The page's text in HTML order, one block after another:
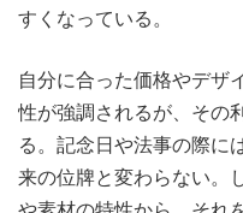
すくなっている。
自分に合った価格やデザ
性が強調されるが、その
る。記念日や法事の際に
来の位牌と変わらない。